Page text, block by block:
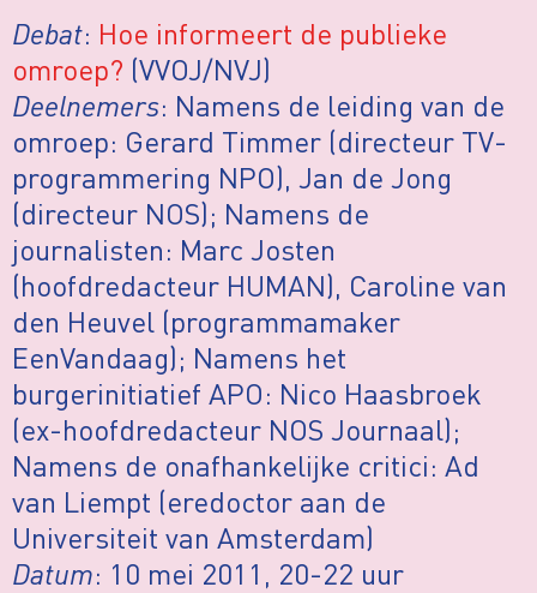
Debat: Hoe informeert de publieke
omroep? (VVOJ/NVJ)
Deelnemers: Namens de leiding van de
omroep: Gerard Timmer (directeur TV-
programmering NPO), Jan de Jong
(directeur NOS); Namens de
journalisten: Marc Josten
(hoofdredacteur HUMAN), Caroline van
den Heuvel (programmamaker
EenVandaag); Namens het
burgerinitiatief APO: Nico Haasbroek
(ex-hoofdredacteur NOS Journaal);
Namens de onafhankelijke critici: Ad
van Liempt (eredoctor aan de
Universiteit van Amsterdam)
Datum: 10 mei 2011, 20-22 uur